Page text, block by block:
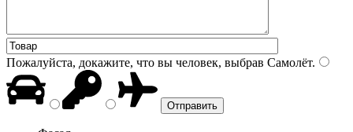
Пожалуйста, докажите, что вы человек, выбрав Самолёт.